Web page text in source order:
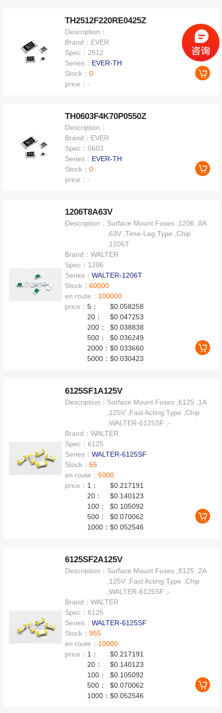
TH2512F220RE0425Z
Description：
Brand： EVER
Spec：2512
Series： EVER-TH
Stock：0
price：-
TH0603F4K70P0550Z
Description：
Brand： EVER
Spec：0603
Series： EVER-TH
Stock：0
price：-
1206T8A63V
Description： Surface Mount Fuses ,1206 ,8A
,63V ,Time-Lag Type ,Chip
,1206T
Brand：WALTER
Spec： 1206
Series：WALTER-1206T
Stock：60000
en route： 100000
price：5：
$0.058258
20：
$0.047253
200：
$0.038838
500：
$0.036249
2000：$0.033660
5000：$0.030423
6125SF1A125V
Description： Surface Mount Fuses ,6125 ,1A
,125V ,Fast Acting Type ,Chip
,WALTER-6125SF ,-
Brand：WALTER
Spec：6125
Series：WALTER-6125SF
Stock：65
en route：5000
price： 1：
$0.217191
20：
$0.140123
100：
$0.105092
500：
$0.070062
1000：$0.052546
6125SF2A125V
Description： Surface Mount Fuses ,6125 ,2A
,125V ,Fast Acting Type ,Chip
,WALTER-6125SF ,-
Brand：WALTER
Spec：6125
Series：WALTER-6125SF
Stock：955
en route： 10000
price： 1：
$0.217191
20：
$0.140123
100：
$0.105092
500：
$0.070062
1000：$0.052546